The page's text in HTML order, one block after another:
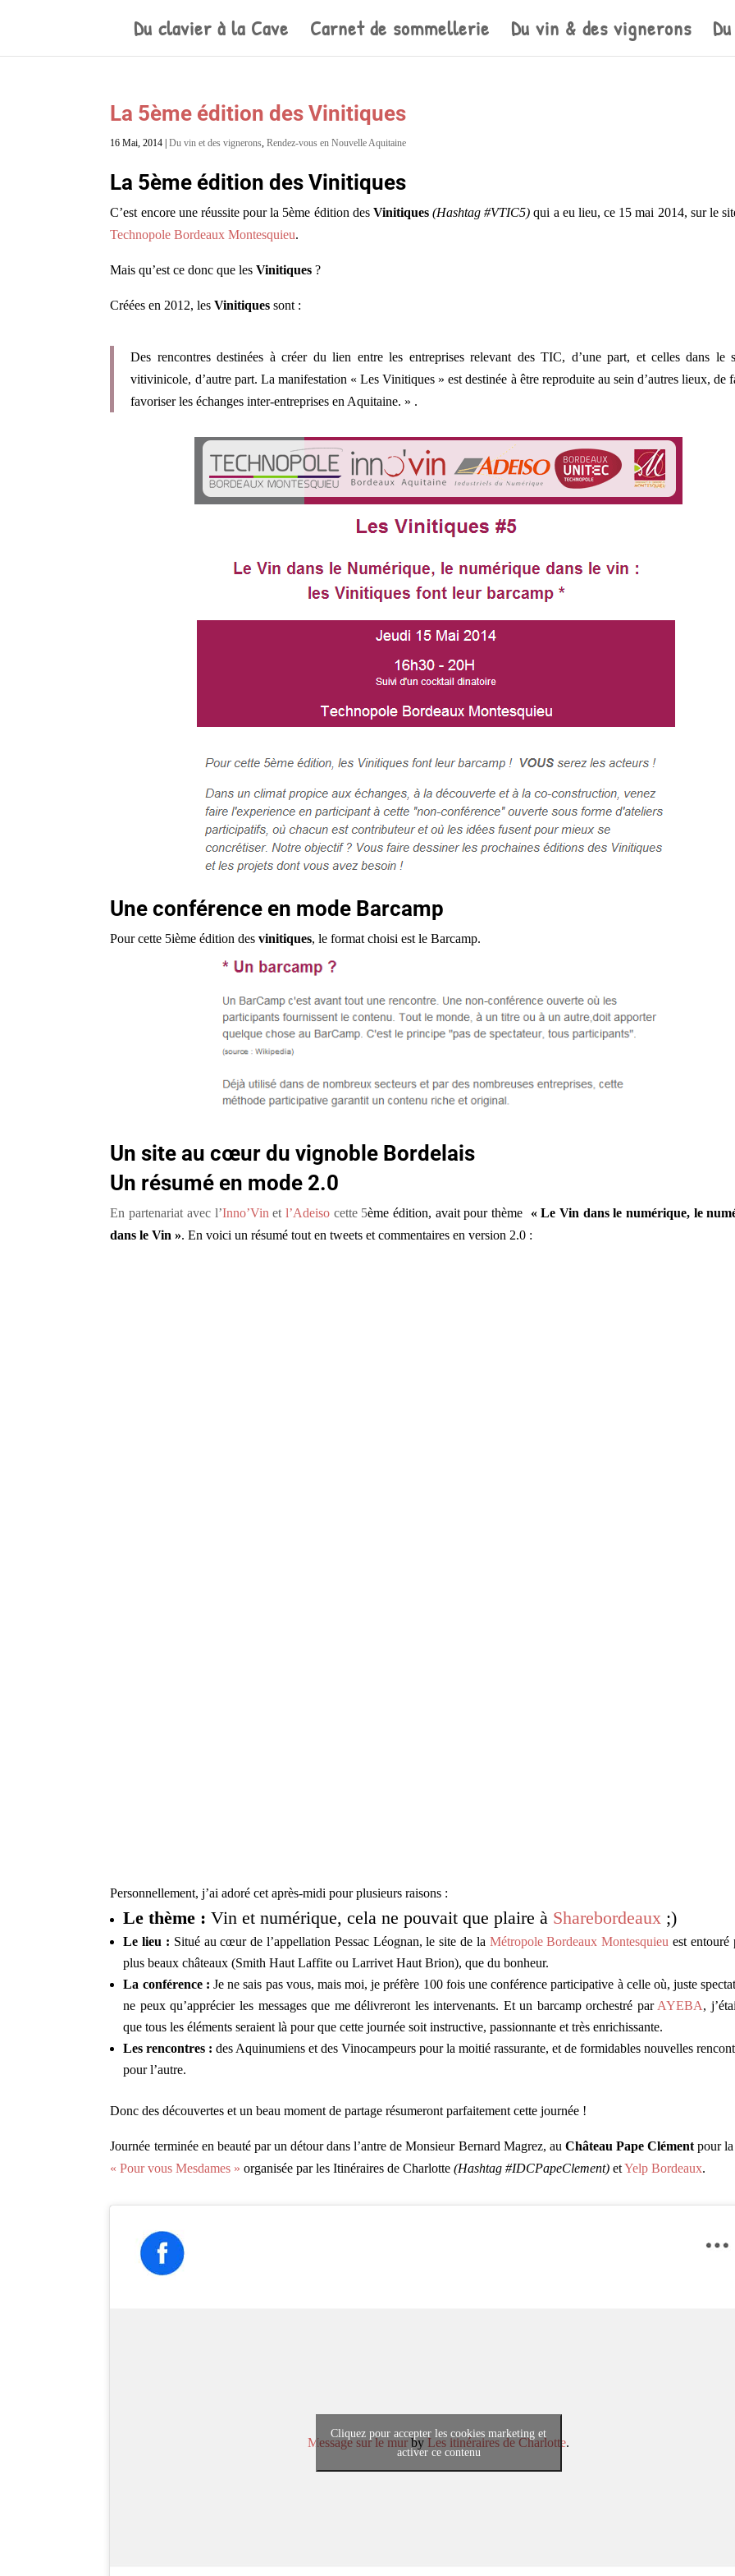
Du clavier à la Cave Carnet de sommellerie Du vin & des vignerons
La 5ème édition des Vinitiques
16 Mai, 2014 |Du vin et des vignerons,Rendez-vous en Nouvelle Aquitaine
La 5ème édition des Vinitiques
C’est encore une réussite pour la 5ème édition des Vinitiques (Hashtag #VTIC5) qui a eu lieu, ce 15 mai 2014, sur le
Technopole Bordeaux Montesquieu.
Mais qu’est ce donc que lesVinitiques ?
Créées en 2012, lesVinitiques sont :
Des rencontres destinées à créer du lien entre les entreprises relevant des TIC, d’une part, et celles dans le
vitivinicole, d’autre part. La manifestation « Les Vinitiques » est destinée à être reproduite au sein d’autres lieux, de
favoriser les échanges inter-entreprises en Aquitaine. » .
Une conférence en mode Barcamp
Pour cette 5ième édition desvinitiques, le format choisi est le Barcamp.
Un site au cœur du vignoble Bordelais
Un résumé en mode 2.0
En partenariat avec l’Inno’Vinet l’Adeisocette 5ème édition, avait pour thème « Le Vin dans le numérique, le
dans le Vin ». En voici un résumé tout en tweets et commentaires en version 2.0 :
Personnellement, j’ai adoré cet après-midi pour plusieurs raisons :
Le thème : Vin et numérique, cela ne pouvait que plaire à Sharebordeaux ;)
Le lieu : Situé au cœur de l’appellation Pessac Léognan, le site de la Métropole Bordeaux Montesquieu est entouré
plus beaux châteaux (Smith Haut Laffite ou Larrivet Haut Brion), que du bonheur.
La conférence : Je ne sais pas vous, mais moi, je préfère 100 fois une conférence participative à celle où, juste
ne peux qu’apprécier les messages que me délivreront les intervenants. Et un barcamp orchestré parAYEBA,
que tous les éléments seraient là pour que cette journée soit instructive, passionnante et très enrichissante.
Les rencontres :des Aquinumiens et des Vinocampeurs pour la moitié rassurante, et de formidables nouvelles
pour l’autre.
Donc des découvertes et un beau moment de partage résumeront parfaitement cette journée !
Journée terminée en beauté par un détour dans l’antre de Monsieur Bernard Magrez, au Château Pape Clémentpour la
« Pour vous Mesdames »organisée par les Itinéraires de Charlotte(Hashtag #IDCPapeClement) etYelp Bordeaux.
Message sur le mur by Les itinéraires de Charlotte.
Cliquez pour accepter les cookies marketing et
activer ce contenu